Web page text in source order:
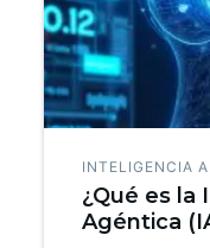
INTELIGENCIA
¿Qué es la
Agéntica